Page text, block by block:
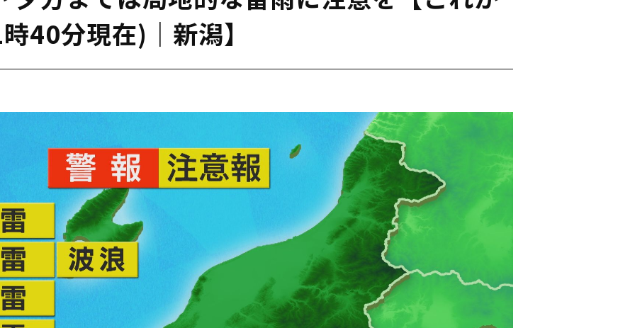
40分現在)｜新潟】